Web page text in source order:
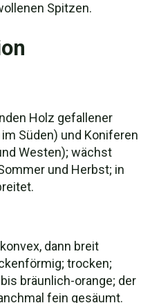
Spitzen.
Holz gefallener
Süden) und Koniferen
Westen); wächst
und Herbst; in
dann breit
trocken;
bräunlich-orange; der
fein gesäumt.